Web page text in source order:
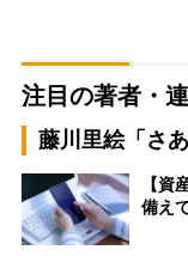
注目の著者・
藤川里絵「さ
【資
備え